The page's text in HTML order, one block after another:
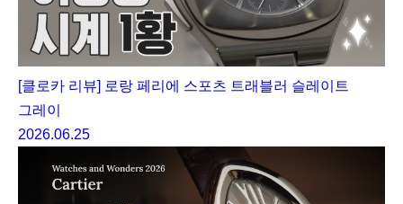
[클로카 리뷰] 로랑 페리에 스포츠 트래블러 슬레이트
그레이
2026.06.25